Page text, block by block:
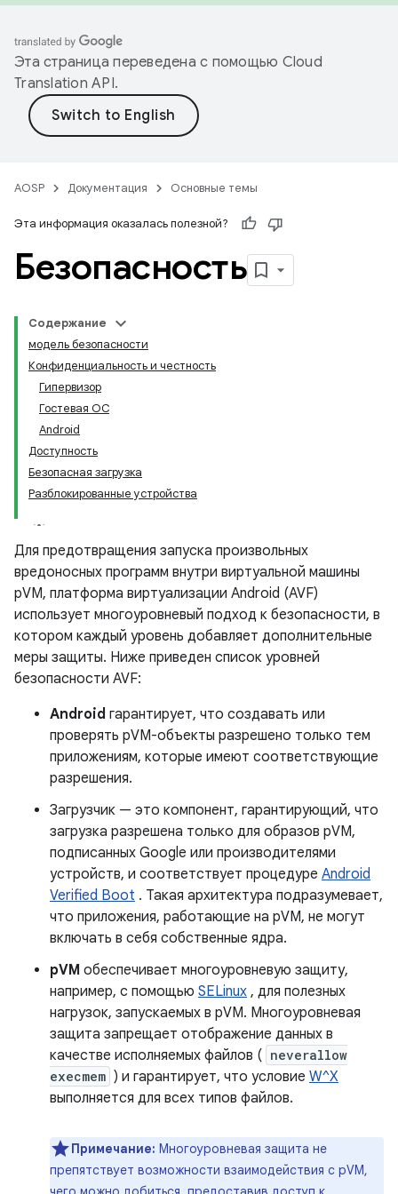
Эта страница переведена с помощью Cloud
Translation API.
AOSP Документация Основные темы
Эта информация оказалась полезной?
Безопасность
Содержание
модель безопасности
Конфиденциальность и честность
Гипервизор
Гостевая ОС
Android
Доступность
Безопасная загрузка
Разблокированные устройства
Для предотвращения запуска произвольных
вредоносных программ внутри виртуальной машины
pVM, платформа виртуализации Android (AVF)
использует многоуровневый подход к безопасности, в
котором каждый уровень добавляет дополнительные
меры защиты. Ниже приведен список уровней
безопасности AVF:
Android гарантирует, что создавать или
проверять pVM-объекты разрешено только тем
приложениям, которые имеют соответствующие
разрешения.
Загрузчик — это компонент, гарантирующий, что
загрузка разрешена только для образов pVM,
подписанных Google или производителями
устройств, и соответствует процедуре Android
Verified Boot . Такая архитектура подразумевает,
что приложения, работающие на pVM, не могут
включать в себя собственные ядра.
pVM обеспечивает многоуровневую защиту,
например, с помощью SELinux , для полезных
нагрузок, запускаемых в pVM. Многоуровневая
защита запрещает отображение данных в
качестве исполняемых файлов ( neverallow
execmem ) и гарантирует, что условие W^X
выполняется для всех типов файлов.
Примечание: Многоуровневая защита не
препятствует возможности взаимодействия с pVM,